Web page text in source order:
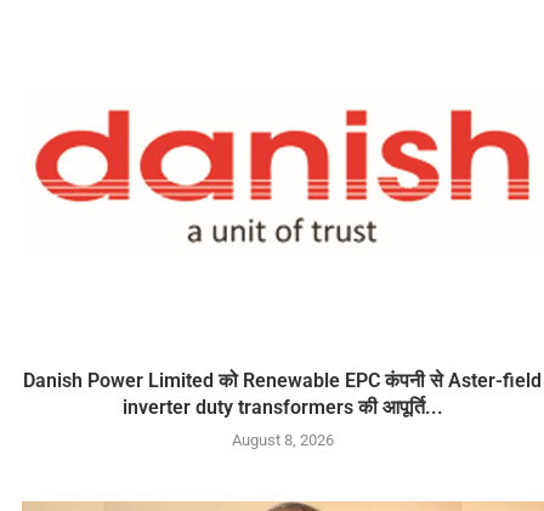
Danish Power Limited को Renewable EPC कंपनी से Aster-field
inverter duty transformers की आपूर्ति...
August 8, 2026